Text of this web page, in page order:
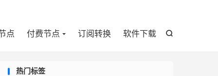

点 付费节点 订阅转换 软件下载
热门标签